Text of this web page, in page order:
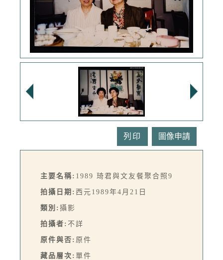
列印
主要名稱: 1989 琦君與文友餐聚合照9
拍攝日期: 西元1989年4月21日
類別: 攝影
拍攝者: 不詳
原件與否: 原件
藏品層次: 單件